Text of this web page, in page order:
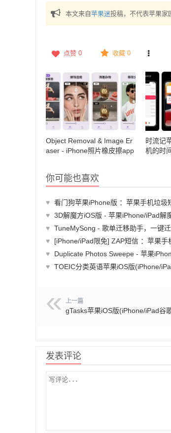
本文来自苹果迷投稿，不代表苹果家
点赞 0 收藏 0
Object Removal & Image Er
aser - iPhone照片橡皮擦app
时流记
机的时
你可能也喜欢
♥ 看门狗苹果iPhone版 ：苹果手机垃圾短信
♥ 3D解魔方iOS版 - 苹果iPhone/iPad解
♥ TuneMySong - 歌单迁移助手，一键迁移
♥
[iPhone/iPad限免] ZAP短信 ：苹果手机垃圾短信
♥
Duplicate Photos Sweepe - 苹果iPhone/iPad重复照片清理软
♥ TOEIC分类英语苹果iOS版(iPhone/iPad英语单词
上一篇
gTasks苹果iOS版(iPhone/iPad谷
发表评论